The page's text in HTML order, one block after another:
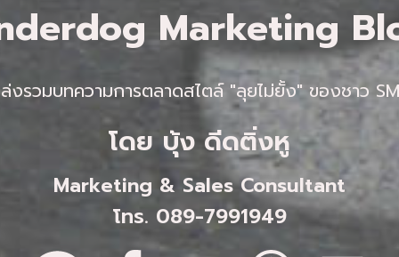
Marketing
งรวมบทความการตลาดสไตล์ "ลุยไม่ยั้ง" ของชาว
โดย บุ้ง ดีดติ่งหู
Marketing & Sales Consultant
โทร. 089-7991949